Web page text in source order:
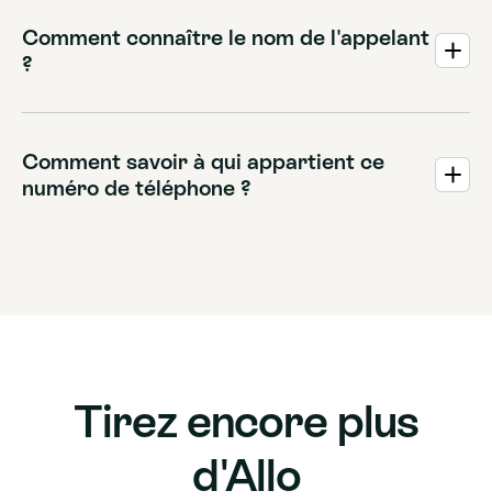
Comment connaître le nom de l'appelant
?
vous trouverez les informations détaillées de l'appelant, y
Comment savoir à qui appartient ce
numéro de téléphone ?
Tirez encore plus
d'Allo